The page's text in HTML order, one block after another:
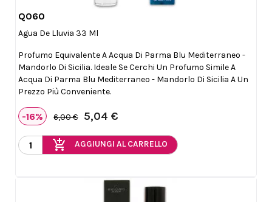
Q060
Agua De Lluvia 33 Ml
Profumo Equivalente A Acqua Di Parma Blu Mediterraneo -
Mandorlo Di Sicilia. Ideale Se Cerchi Un Profumo Simile A
Acqua Di Parma Blu Mediterraneo - Mandorlo Di Sicilia A Un
Prezzo Più Conveniente.
-16% 6,00 € 5,04 €
add_shopping_cart AGGIUNGI AL CARRELLO